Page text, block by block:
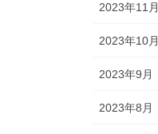
2023年11月
2023年10月
2023年9月
2023年8月